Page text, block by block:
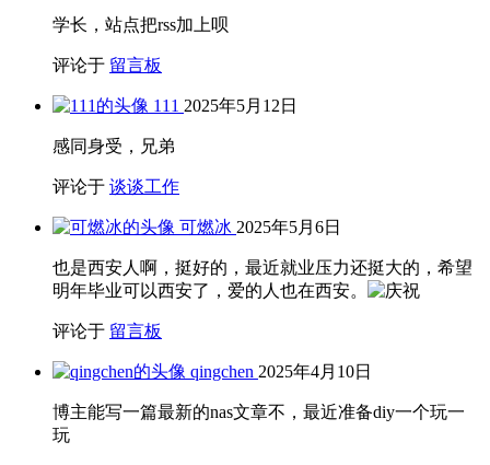
学长，站点把rss加上呗
评论于 留言板
111 2025年5月12日
感同身受，兄弟
评论于 谈谈工作
可燃冰 2025年5月6日
也是西安人啊，挺好的，最近就业压力还挺大的，希望
明年毕业可以西安了，爱的人也在西安。
评论于 留言板
qingchen 2025年4月10日
博主能写一篇最新的nas文章不，最近准备diy一个玩一
玩